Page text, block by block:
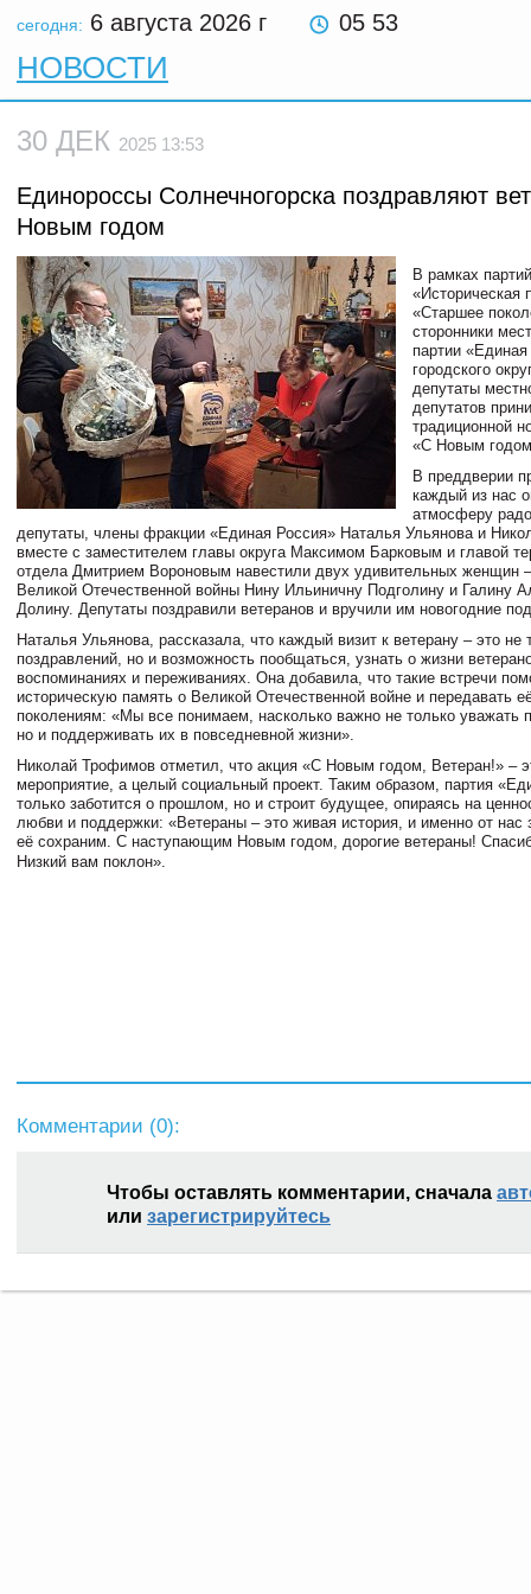
сегодня: 6 августа 2026 г 05 53
НОВОСТИ
30 ДЕК 2025 13:53
Единороссы Солнечногорска поздравляют
Новым годом
В рамках
«Историческая
«Старшее
сторонники
партии
городского
депутаты
депутатов
традиционной
«С Новым
В преддверии
каждый из нас
атмосферу
депутаты, члены фракции «Единая Россия» Наталья Ульянова и
вместе с заместителем главы округа Максимом Барковым и главой
отдела Дмитрием Вороновым навестили двух удивительных женщин
Великой Отечественной войны Нину Ильиничну Подголину и Галину
Долину. Депутаты поздравили ветеранов и вручили им новогодние
Наталья Ульянова, рассказала, что каждый визит к ветерану – это не
поздравлений, но и возможность пообщаться, узнать о жизни
воспоминаниях и переживаниях. Она добавила, что такие встречи
историческую память о Великой Отечественной войне и передавать
поколениям: «Мы все понимаем, насколько важно не только уважать
но и поддерживать их в повседневной жизни».
Николай Трофимов отметил, что акция «С Новым годом, Ветеран!» –
мероприятие, а целый социальный проект. Таким образом, партия
только заботится о прошлом, но и строит будущее, опираясь на
любви и поддержки: «Ветераны – это живая история, и именно от нас
её сохраним. С наступающим Новым годом, дорогие ветераны!
Низкий вам поклон».
Комментарии (0):
Чтобы оставлять комментарии, сначала
или зарегистрируйтесь